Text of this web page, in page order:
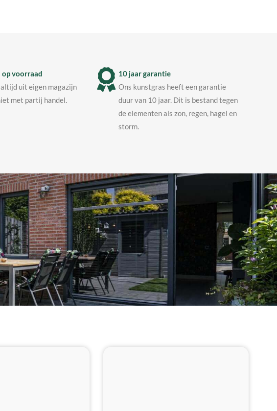
voorraad
altijd uit eigen magazijn
met partij handel.
10 jaar garantie
Ons kunstgras heeft een garantie
duur van 10 jaar. Dit is bestand tegen
de elementen als zon, regen, hagel en
storm.